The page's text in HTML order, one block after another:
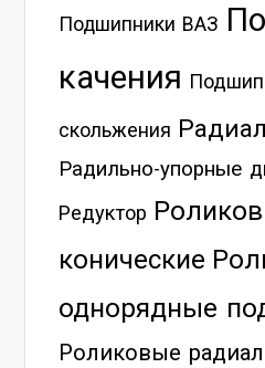
Подшипники ВАЗ
качения
скольжения
Радильно-упорные
Редуктор
конические
однорядные
Роликовые